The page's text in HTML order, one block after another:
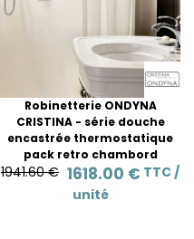
Robinetterie ONDYNA
CRISTINA - série douche
encastrée thermostatique
pack retro chambord
1941.60 € 1618.00 € TTC /
unité